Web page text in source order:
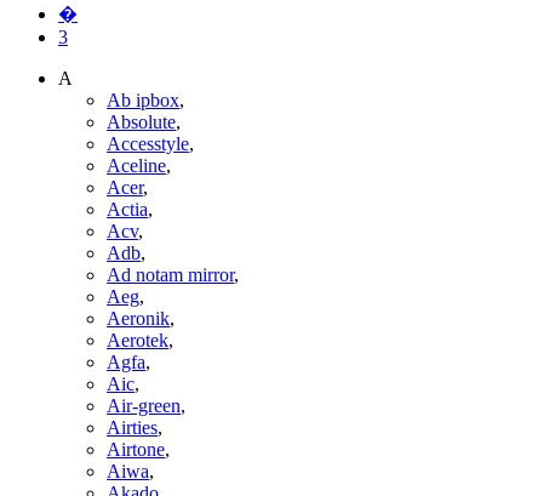
�
3
A
Ab ipbox,
Absolute,
Accesstyle,
Aceline,
Acer,
Actia,
Acv,
Adb,
Ad notam mirror,
Aeg,
Aeronik,
Aerotek,
Agfa,
Aic,
Air-green,
Airties,
Airtone,
Aiwa,